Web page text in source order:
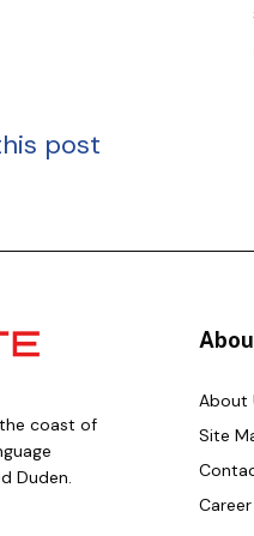
post
coast of
Duden.
About
Site
Career